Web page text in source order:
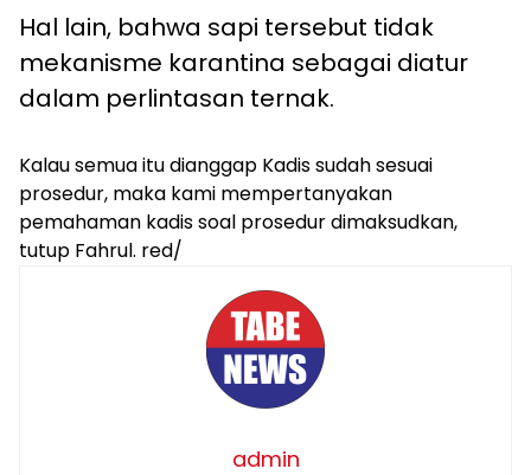
Hal lain, bahwa sapi tersebut tidak
mekanisme karantina sebagai diatur
dalam perlintasan ternak.
Kalau semua itu dianggap Kadis sudah sesuai
prosedur, maka kami mempertanyakan
pemahaman kadis soal prosedur dimaksudkan,
tutup Fahrul. red/
admin